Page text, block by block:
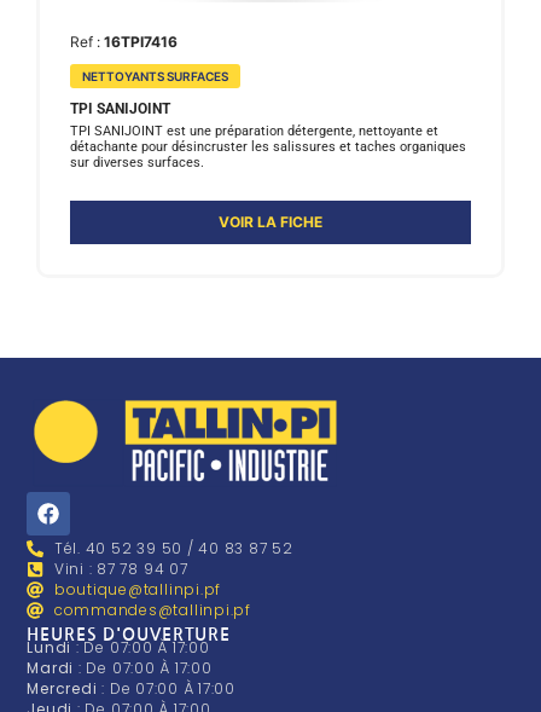
Ref : 16TPI7416
NETTOYANTS SURFACES
TPI SANIJOINT
TPI SANIJOINT est une préparation détergente, nettoyante et
détachante pour désincruster les salissures et taches organiques
sur diverses surfaces.
VOIR LA FICHE
Tél. 40 52 39 50 / 40 83 87 52
Vini : 87 78 94 07
boutique@tallinpi.pf
commandes@tallinpi.pf
HEURES D'OUVERTURE
Lundi: De 07:00 À 17:00
Mardi : De 07:00 À 17:00
Mercredi: De 07:00 À 17:00